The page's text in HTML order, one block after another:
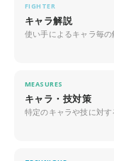
FIGHTER
キャラ解説
使い手によるキャラ毎
MEASURES
キャラ・技対策
特定のキャラや技に対